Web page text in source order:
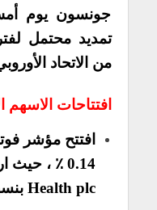
جونسون يوم
تمديد محتمل
من الاتحاد
افتتاحات الاسهم
Health plc بنسبة 3.89 ٪.